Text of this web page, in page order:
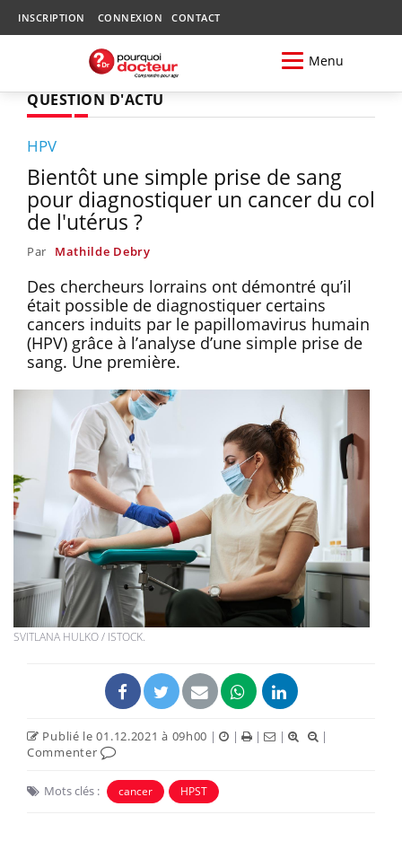
INSCRIPTION CONNEXION CONTACT
Menu
QUESTION D'ACTU
HPV
Bientôt une simple prise de sang
pour diagnostiquer un cancer du col
de l'utérus ?
Par Mathilde Debry
Des chercheurs lorrains ont démontré qu’il
était possible de diagnostiquer certains
cancers induits par le papillomavirus humain
(HPV) grâce à l’analyse d’une simple prise de
sang. Une première.
SVITLANA HULKO / ISTOCK.
Publié le 01.12.2021 à 09h00 | | | |
|
Commenter
Mots clés : cancer HPST